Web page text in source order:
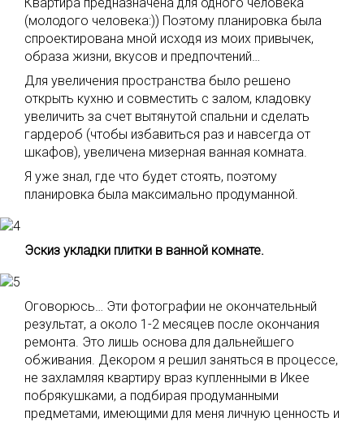
(молодого человека:)) Поэтому планировка была
спроектирована мной исходя из моих привычек,
образа жизни, вкусов и предпочтений…
Для увеличения пространства было решено
открыть кухню и совместить с залом, кладовку
увеличить за счет вытянутой спальни и сделать
гардероб (чтобы избавиться раз и навсегда от
шкафов), увеличена мизерная ванная комната.
Я уже знал, где что будет стоять, поэтому
планировка была максимально продуманной.
Эскиз укладки плитки в ванной комнате.
Оговорюсь… Эти фотографии не окончательный
результат, а около 1-2 месяцев после окончания
ремонта. Это лишь основа для дальнейшего
обживания. Декором я решил заняться в процессе,
не захламляя квартиру враз купленными в Икее
побрякушками, а подбирая продуманными
предметами, имеющими для меня личную ценность и